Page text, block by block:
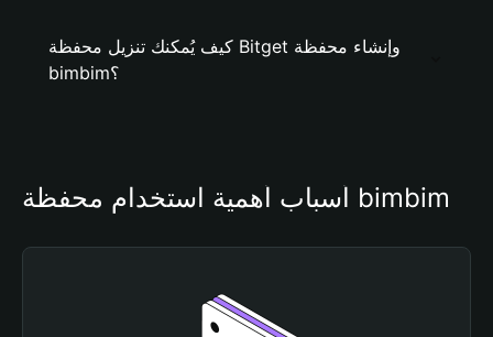
كيف يُمكنك تنزيل محفظة Bitget وإنشاء محفظة
bimbim؟
أسباب أهمية استخدام محفظة bimbim